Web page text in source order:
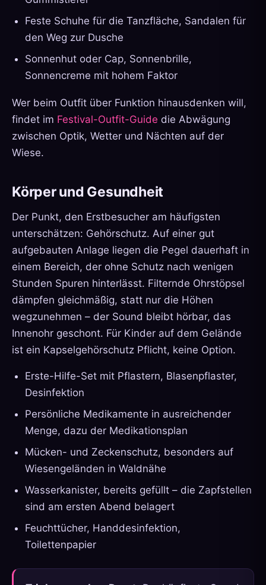
Feste Schuhe für die Tanzfläche, Sandalen für
den Weg zur Dusche
Sonnenhut oder Cap, Sonnenbrille,
Sonnencreme mit hohem Faktor
Wer beim Outfit über Funktion hinausdenken will,
findet im Festival-Outfit-Guide die Abwägung
zwischen Optik, Wetter und Nächten auf der
Wiese.
Körper und Gesundheit
Der Punkt, den Erstbesucher am häufigsten
unterschätzen: Gehörschutz. Auf einer gut
aufgebauten Anlage liegen die Pegel dauerhaft in
einem Bereich, der ohne Schutz nach wenigen
Stunden Spuren hinterlässt. Filternde Ohrstöpsel
dämpfen gleichmäßig, statt nur die Höhen
wegzunehmen – der Sound bleibt hörbar, das
Innenohr geschont. Für Kinder auf dem Gelände
ist ein Kapselgehörschutz Pflicht, keine Option.
Erste-Hilfe-Set mit Pflastern, Blasenpflaster,
Desinfektion
Persönliche Medikamente in ausreichender
Menge, dazu der Medikationsplan
Mücken- und Zeckenschutz, besonders auf
Wiesengeländen in Waldnähe
Wasserkanister, bereits gefüllt – die Zapfstellen
sind am ersten Abend belagert
Feuchttücher, Handdesinfektion,
Toilettenpapier